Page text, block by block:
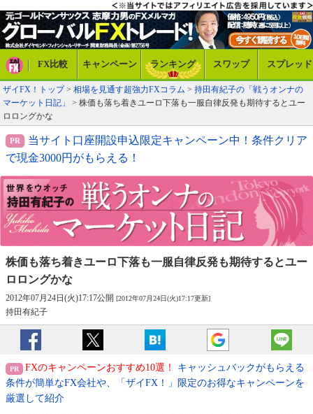
FX比較 キャンペーン ランキング スワップ スプレッド
ザイFX！トップ> 相場を見通す超強力FXコラム > 持田有紀子の「戦うオンナの
マーケット日記」
> 株価も落ち着きユーロ下落も一服自律反発も期待するとユー
ロロングかな
当サイト口座開設申込限定キャンペーン中！条件クリア
で現金3000円がもらえる！
株価も落ち着きユーロ下落も一服自律反発も期待するとユー
ロロングかな
2012年07月24日(火)17:17公開 [2012年07月24日(火)17:17更新]
持田有紀子
FXのキャンペーンおすすめ10選！
キャッシュバックがもらえる
条件が簡単なFX会社や、「ザイFX！」限定のお得なキャンペーンを
厳選して紹介